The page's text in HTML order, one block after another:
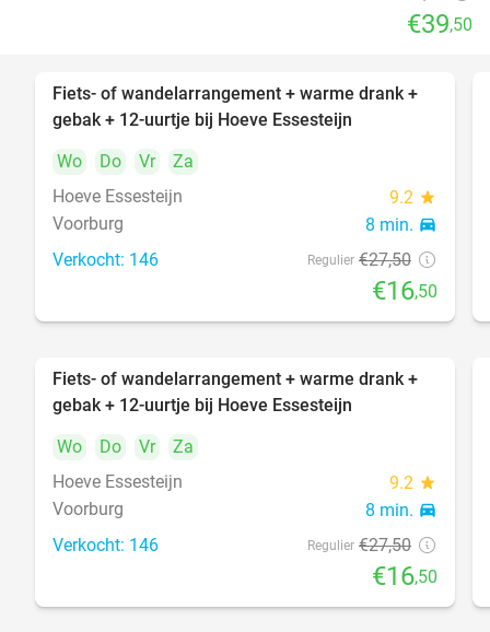
€39,50
40%
Fiets- of wandelarrangement + warme drank +
gebak + 12-uurtje bij Hoeve Essesteijn
Wo
Do Vr
Za
Hoeve Essesteijn
9.2 star
Voorburg 8 min. directions_car
Verkocht: 146 Regulier €27,50
€16,50
40%
Fiets- of wandelarrangement + warme drank +
gebak + 12-uurtje bij Hoeve Essesteijn
Wo
Do Vr
Za
Hoeve Essesteijn
9.2 star
Voorburg 8 min. directions_car
Verkocht: 146 Regulier €27,50
€16,50